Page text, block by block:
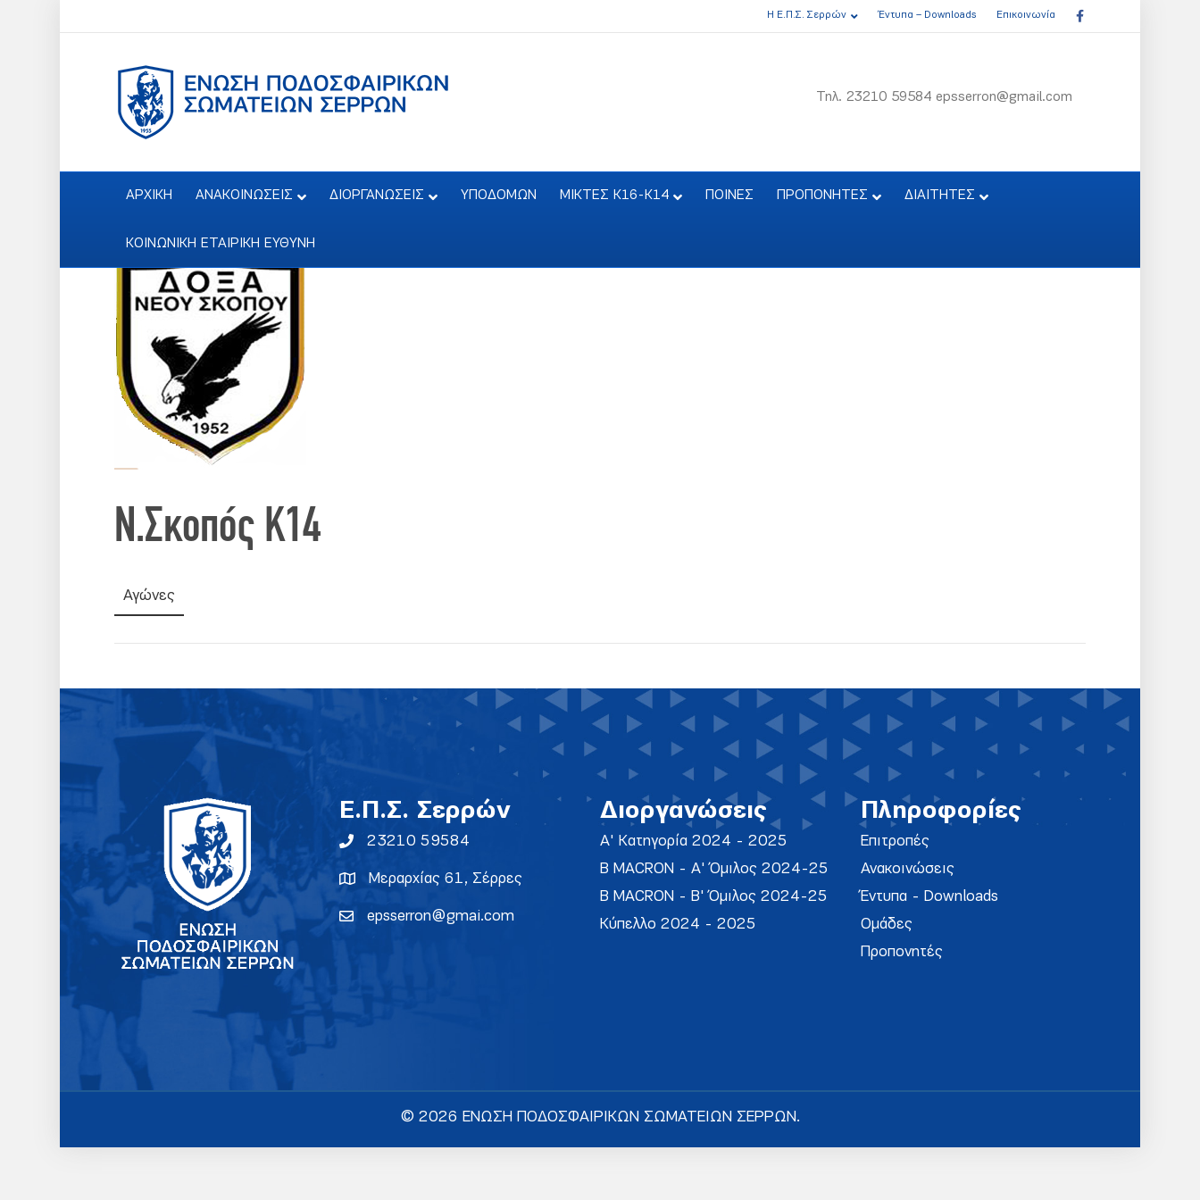
Η Ε.Π.Σ. Σερρών Έντυπα – Downloads Επικοινωνία Facebook
Τηλ. 23210 59584 epsserron@gmail.com
ΑΡΧΙΚΗ ΑΝΑΚΟΙΝΩΣΕΙΣ ΔΙΟΡΓΑΝΩΣΕΙΣ ΥΠΟΔΟΜΩΝ ΜΙΚΤΕΣ Κ16-Κ14 ΠΟΙΝΕΣ ΠΡΟΠΟΝΗΤΕΣ ΔΙΑΙΤΗΤΕΣ
ΚΟΙΝΩΝΙΚΗ ΕΤΑΙΡΙΚΗ ΕΥΘΥΝΗ
Ν.Σκοπός Κ14
Αγώνες
E.Π.Σ. Σερρών
23210 59584
Μεραρχίας 61, Σέρρες
epsserron@gmai.com
Διοργανώσεις
Α' Κατηγορία 2024 - 2025
Β MACRON - Α' Όμιλος 2024-25
Β MACRON - Β' Όμιλος 2024-25
Κύπελλο 2024 - 2025
Πληροφορίες
Επιτροπές
Ανακοινώσεις
Έντυπα - Downloads
Ομάδες
Προπονητές
© 2026 ΕΝΩΣΗ ΠΟΔΟΣΦΑΙΡΙΚΩΝ ΣΩΜΑΤΕΙΩΝ ΣΕΡΡΩΝ.